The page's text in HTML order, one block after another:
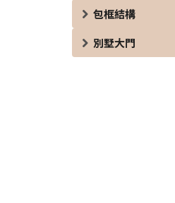
包框結構
別墅大門